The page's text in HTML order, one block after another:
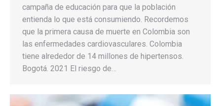
campaña de educación para que la población
entienda lo que está consumiendo. Recordemos
que la primera causa de muerte en Colombia son
las enfermedades cardiovasculares. Colombia
tiene alrededor de 14 millones de hipertensos.
Bogotá. 2021 El riesgo de…